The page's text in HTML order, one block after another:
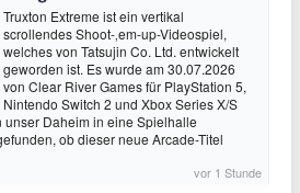
Truxton Extreme ist ein vertikal
scrollendes Shoot-‚em-up-Videospiel,
welches von Tatsujin Co. Ltd. entwickelt
geworden ist. Es wurde am 30.07.2026
von Clear River Games für PlayStation 5,
Nintendo Switch 2 und Xbox Series X/S
unser Daheim in eine Spielhalle
ob dieser neue Arcade-Titel
vor 1 Stunde